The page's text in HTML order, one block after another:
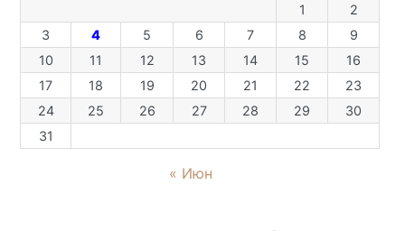
1
2
3
4 5 6 7 8
9
10
11 12 13 14 15
16
17
18 19 20 21 22
23
24
25 26 27 28 29
30
31
« Июн